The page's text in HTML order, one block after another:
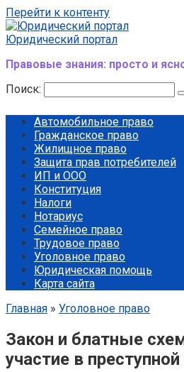
Перейти к контенту
Юридический портал
Правовые знания: просто и
Поиск:
Автомобильное право
Гражданское право
Жилищное право
Защита прав потребителей
ИП и ООО
Конституция
Налоги
Нотариус
Семейное право
Трудовое право
Уголовное право
Юридическая помощь
Карта сайта
Главная » Уголовное право
Закон и блатные
участие в преступной